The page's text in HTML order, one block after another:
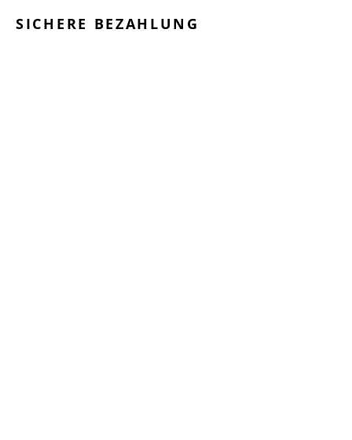
SICHERE BEZAHLUNG